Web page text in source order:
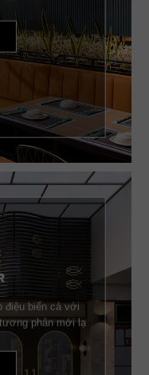
điệu biển cả với
phản mới lạ